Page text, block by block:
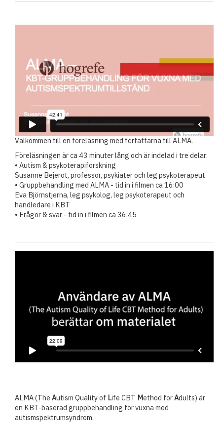
Välkommen till en föreläsning med författarna till ALMA.
Föreläsningen är ca 43 minuter lång och är indelad i tre delar:
• Autism & psykoterapiforskning
Susanne Bejerot, professor, psykiater och leg psykoterapeut
• Gruppbehandling med ALMA - tid in i filmen ca 16:00
Eva Björnstjerna, leg psykolog, leg psykoterapeut och
handledare i KBT
• Frågor & svar - tid in i filmen ca 36:45
ALMA (The Autism Quality of Life CBT Method forAdults) är
en KBT-baserad gruppbehandling för vuxna med
autismspektrumsyndrom.